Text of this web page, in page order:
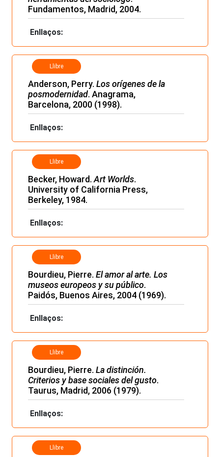
Fundamentos, Madrid, 2004.
Enllaços:
Llibre
Anderson, Perry. Los orígenes de la
posmodernidad. Anagrama,
Barcelona, 2000 (1998).
Enllaços:
Llibre
Becker, Howard. Art Worlds.
University of California Press,
Berkeley, 1984.
Enllaços:
Llibre
Bourdieu, Pierre. El amor al arte. Los
museos europeos y su público.
Paidós, Buenos Aires, 2004 (1969).
Enllaços:
Llibre
Bourdieu, Pierre. La distinción.
Criterios y base sociales del gusto.
Taurus, Madrid, 2006 (1979).
Enllaços:
Llibre